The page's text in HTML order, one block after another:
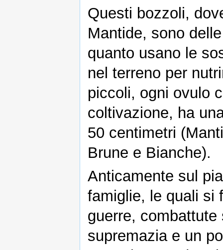
Questi bozzoli,
Mantide, sono
quanto usano le
nel terreno per
piccoli, ogni ovulo
coltivazione, ha
50 centimetri
Brune e Bianche).
Anticamente sul
famiglie, le quali si
guerre,
supremazia e un